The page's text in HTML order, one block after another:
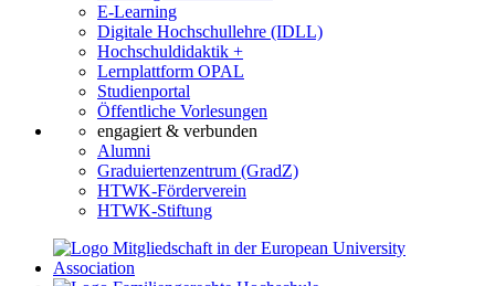
E-Learning
Digitale Hochschullehre (IDLL)
Hochschuldidaktik +
Lernplattform OPAL
Studienportal
Öffentliche Vorlesungen
engagiert & verbunden
Alumni
Graduiertenzentrum (GradZ)
HTWK-Förderverein
HTWK-Stiftung